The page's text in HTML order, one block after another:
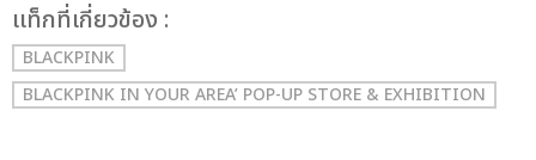
เเท็กที่เกี่ยวข้อง :
BLACKPINK
BLACKPINK IN YOUR AREA’ POP-UP STORE & EXHIBITION